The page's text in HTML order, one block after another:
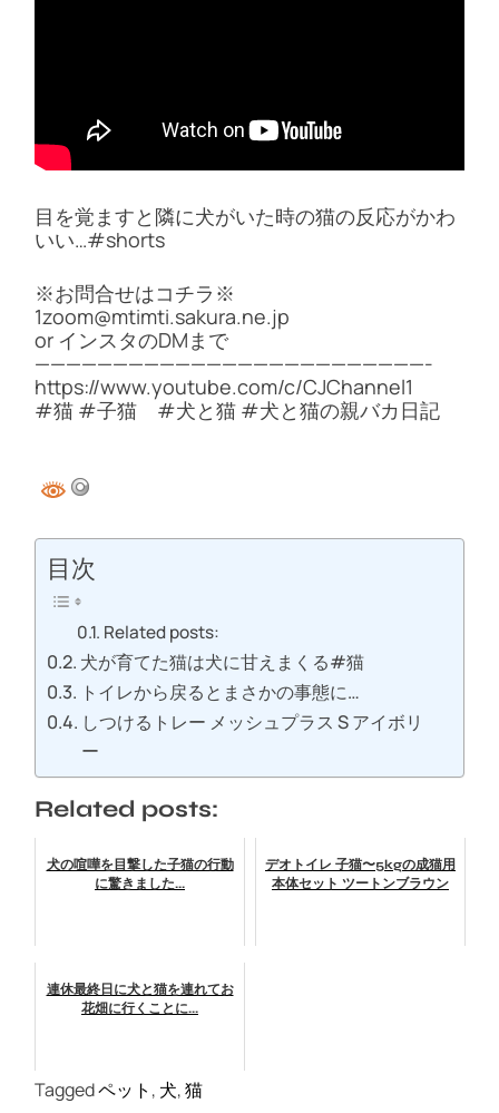
目を覚ますと隣に犬がいた時の猫の反応がかわ
いい…#shorts
※お問合せはコチラ※
1zoom@mtimti.sakura.ne.jp
or インスタのDMまで
—————————————————————————-
https://www.youtube.com/c/CJChannel1
#猫 #子猫 #犬と猫 #犬と猫の親バカ日記
目次
Related posts:
犬が育てた猫は犬に甘えまくる#猫
トイレから戻るとまさかの事態に…
しつけるトレー メッシュプラス S アイボリ
ー
Related posts:
犬の喧嘩を目撃した子猫の行動
に驚きました...
デオトイレ 子猫〜5kgの成猫用
本体セット ツートンブラウン
連休最終日に犬と猫を連れてお
花畑に行くことに...
Taggedペット , 犬,猫